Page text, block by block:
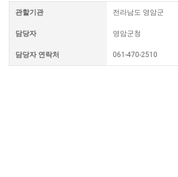
관할기관 전라남도 영암군
담당자 영암군청
담당자 연락처 061-470-2510